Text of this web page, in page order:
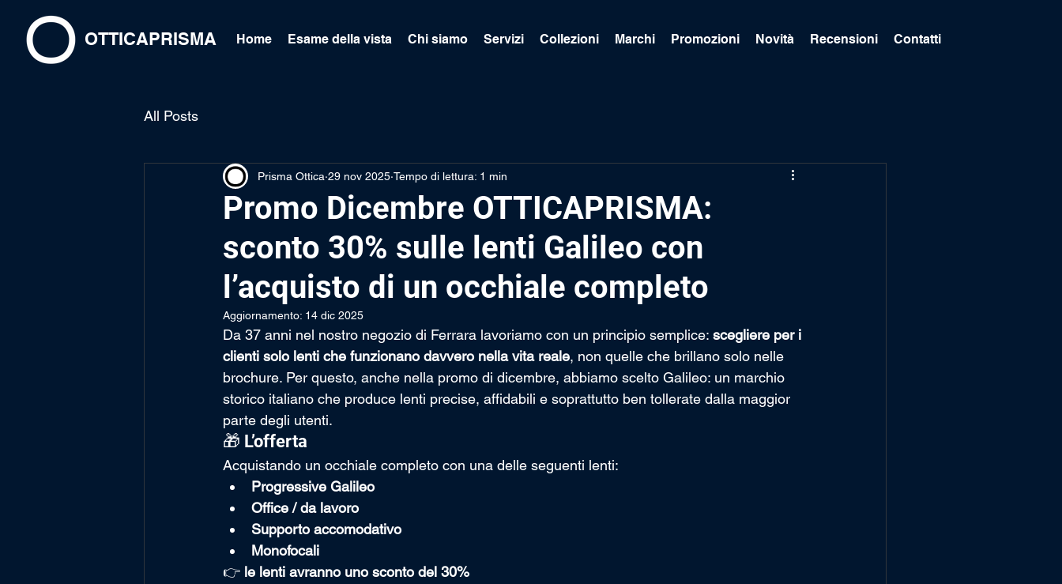
OTTICAPRISMA Home Esame della vista Chi siamo Servizi Collezioni Marchi Promozioni Novità Recensioni Contatti
All Posts
Promo Dicembre OTTICAPRISMA:
sconto 30% sulle lenti Galileo con
l’acquisto di un occhiale completo
Prisma Ottica 29 nov 2025 Tempo di lettura: 1 min
Aggiornamento: 14 dic 2025
Da 37 anni nel nostro negozio di Ferrara lavoriamo con un principio semplice: scegliere per i
clienti solo lenti che funzionano davvero nella vita reale, non quelle che brillano solo nelle
brochure. Per questo, anche nella promo di dicembre, abbiamo scelto Galileo: un marchio
storico italiano che produce lenti precise, affidabili e soprattutto ben tollerate dalla maggior
parte degli utenti.
🎁 L’offerta
Acquistando un occhiale completo con una delle seguenti lenti:
Progressive Galileo
Office / da lavoro
Supporto accomodativo
Monofocali
👉 le lenti avranno uno sconto del 30%